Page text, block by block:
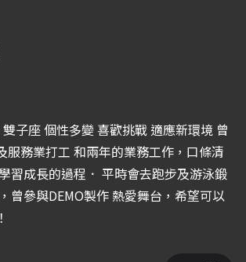
子座 個性多變 喜歡挑戰 適應新環境 曾
服務業打工 和兩年的業務工作，口條清
． 平時會去跑步及游泳鍛
曾參與DEMO製作 熱愛舞台，希望可以